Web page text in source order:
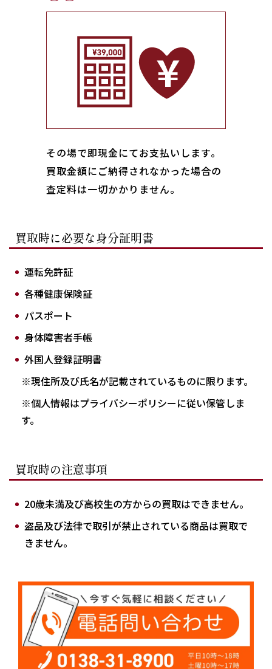
その場で即現金にてお支払いします｡
買取金額にご納得されなかった場合の
査定料は一切かかりません。
買取時に必要な身分証明書
運転免許証
各種健康保険証
パスポート
身体障害者手帳
外国人登録証明書
※現住所及び氏名が記載されているものに限ります。
※個人情報はプライバシーポリシーに従い保管しま
す。
買取時の注意事項
20歳未満及び高校生の方からの買取はできません。
盗品及び法律で取引が禁止されている商品は買取で
きません。